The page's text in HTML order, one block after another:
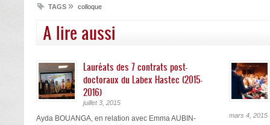
TAGS » colloque
A lire aussi
Lauréats des 7 contrats post-
doctoraux du Labex Hastec (2015-
2016)
juillet 3, 2015
Ayda BOUANGA, en relation avec Emma AUBIN-
mars 4, 2015